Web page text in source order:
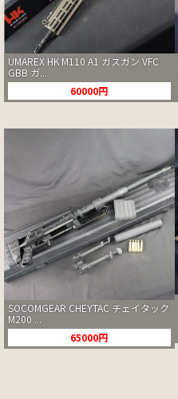
UMAREX HK M110 A1 ガスガン VFC
GBB ガ...
60000円
SOCOMGEAR CHEYTAC チェイタック
M200 ...
65000円